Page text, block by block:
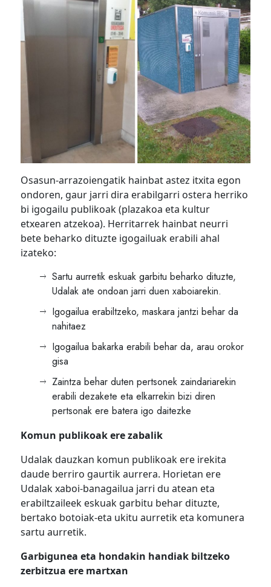
Osasun-arrazoiengatik hainbat astez itxita egon
ondoren, gaur jarri dira erabilgarri ostera herriko
bi igogailu publikoak (plazakoa eta kultur
etxearen atzekoa). Herritarrek hainbat neurri
bete beharko dituzte igogailuak erabili ahal
izateko:
Sartu aurretik eskuak garbitu beharko dituzte,
Udalak ate ondoan jarri duen xaboiarekin.
Igogailua erabiltzeko, maskara jantzi behar da
nahitaez
Igogailua bakarka erabili behar da, arau orokor
gisa
Zaintza behar duten pertsonek zaindariarekin
erabili dezakete eta elkarrekin bizi diren
pertsonak ere batera igo daitezke
Komun publikoak ere zabalik
Udalak dauzkan komun publikoak ere irekita
daude berriro gaurtik aurrera. Horietan ere
Udalak xaboi-banagailua jarri du atean eta
erabiltzaileek eskuak garbitu behar dituzte,
bertako botoiak-eta ukitu aurretik eta komunera
sartu aurretik.
Garbigunea eta hondakin handiak biltzeko
zerbitzua ere martxan